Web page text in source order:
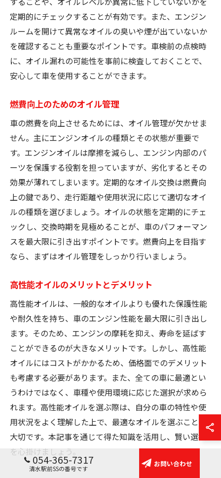
定期的にチェックすることが有効です。また、エンジン
ルームを開けて異常なオイルの臭いや煙が出ていないか
を確認することも重要なポイントです。車検前の点検時
に、オイル漏れの可能性を事前に検査しておくことで、
安心して車を使用することができます。
燃費向上のためのオイル管理
車の燃費を向上させるためには、オイル管理が欠かせま
せん。主にエンジンオイルの種類とその状態が重要で
す。エンジンオイルは摩擦を減らし、エンジン内部のパ
ーツを保護する役割を担っていますが、劣化するとその
効果が薄れてしまいます。定期的なオイル交換は燃費向
上の鍵であり、走行距離や使用状況に応じて適切なオイ
ルの種類を選びましょう。オイルの状態を定期的にチェ
ックし、交換時期を見極めることが、車のパフォーマン
スを最大限に引き出すポイントです。燃費向上を目指す
なら、まずはオイル管理をしっかり行いましょう。
高性能オイルのメリットとデメリット
高性能オイルは、一般的なオイルよりも優れた保護性能
や耐久性を持ち、車のエンジン性能を最大限に引き出し
ます。そのため、エンジンの摩耗を抑え、寿命を延ばす
ことができるのが大きなメリットです。しかし、高性能
オイルにはコストがかかるため、価格面でのデメリット
も考慮する必要があります。また、全ての車に最適とい
うわけではなく、車種や使用環境に応じた選択が求めら
れます。高性能オイルを選ぶ際は、自分の車の特性や使
用状況をよく理解した上で、最適なオイルを選ぶことが
大切です。本記事を通じて得た知識を活用し、賢い選択
を心掛けましょう。
054-365-7317
清水駅前SSの番号です
お問い合わせ